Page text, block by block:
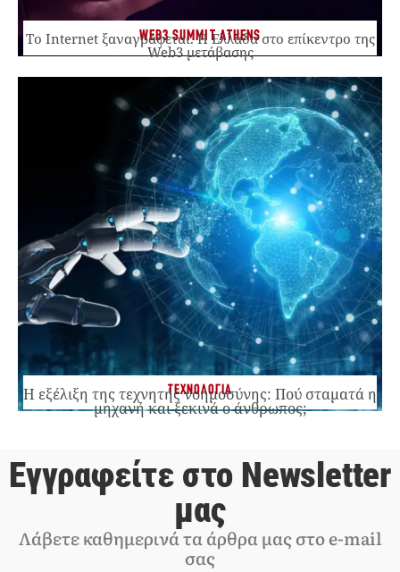
WEB3 SUMMIT ATHENS
Το Internet ξαναγράφεται. Η Ελλάδα στο επίκεντρο της
Web3 μετάβασης
ΤΕΧΝΟΛΟΓΙΑ
Η εξέλιξη της τεχνητής νοημοσύνης: Πού σταματά η
μηχανή και ξεκινά ο άνθρωπος;
Εγγραφείτε στο Newsletter
μας
Λάβετε καθημερινά τα άρθρα μας στο e-mail
σας